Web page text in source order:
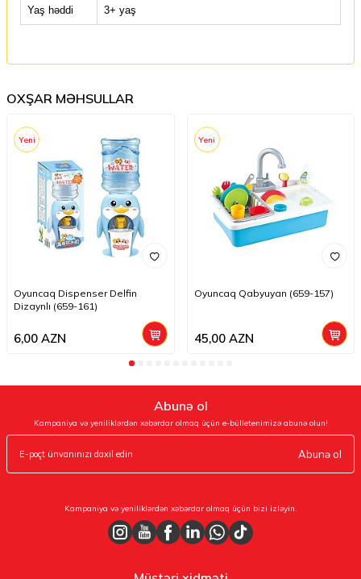
Yaş həddi 3+ yaş
OXŞAR MƏHSULLAR
Yeni
Oyuncaq Dispenser Delfin
Dizaynlı (659-161)
6,00 AZN
Yeni
Oyuncaq Qabyuyan (659-157)
45,00AZN
Abunə ol
Kampaniya və yeniliklərdən xəbərdar olmaq üçün e-bülletenimizə abunə olun!
Abunə ol
Kampaniya və yeniliklərdən xəbərdar olmaq üçün bizi izləyin.